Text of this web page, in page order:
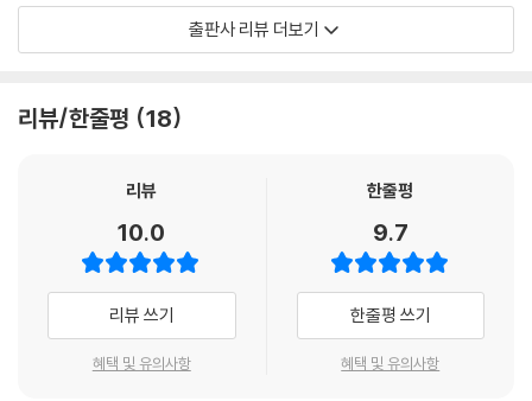
: 생각으로 쓰자
글쓰기의 씨앗, 메모
: 메모로 쓰자
거인의 어깨에 올라타자
: 모방으로 쓰자
첫 책 《대통령의 글쓰기》를 쓸 때 집에 들어앉아 글을 쓰기 시작했는데, 2
다. 알고 보니 습관의 힘이었다. 매일 의지를 다지며 글쓰기를 시도했지만
하고, 샤워했다. 그것이 나의 루틴이었다.
책을 쓰려면 자신의 기억을 복원할 필요가 있다. 책에 써먹을 수 있는 기억,
특히 일화기억을 되살려내야 분량을 확보할 수 있다. 나는 일화기억을 되
살리기 위해 사진첩을 뒤적이기도 했고, 친구를 만나 학창 시절 얘기를 듣
기도 했고, 아버지에게 나의 어린 시절에 관해 회고하는 말씀을 청해 듣기
의 일을 그만두고 자신의 글로 책을 쓰는 일을 시작한다.
떤 사람인지 생각하게 되었고, 그때부터 진짜 인생이 시작되었다고 말한
람들에게 사랑을 받았고 그로부터 11년간 12권의 책을 내고, 3000회 이상
는 그는 명실상부한 수 많은 작가들의 롤 모델이 된 것이다.
강원국은 자기 경험과 사례를 많이 활용하는 작가다. 독자들이 그의 글을
좋아하고, 강연으로 만나면 친근해지는 이유도 경험에서 묻어나는 진정성
과 격 없는 소통 때문이다. 그렇기에 책에서 강조한 것처럼 경험이 있다면
출판사 리뷰 더보기
리뷰/한줄평 18
리뷰
10.0
리뷰 쓰기
혜택 및 유의사항
한줄평
9.7
한줄평 쓰기
혜택 및 유의사항